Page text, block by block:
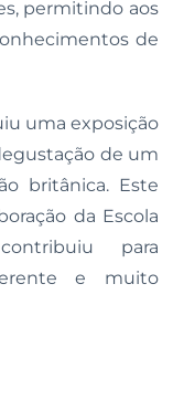
permitindo aos
de
uma exposição
de um
britânica. Este
da Escola
para
e muito